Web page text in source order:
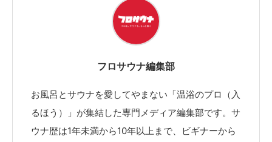
フロサウナ編集部
お風呂とサウナを愛してやまない「温浴のプロ（入
るほう）」が集結した専門メディア編集部です。サ
ウナ歴は1年未満から10年以上まで、ビギナーから